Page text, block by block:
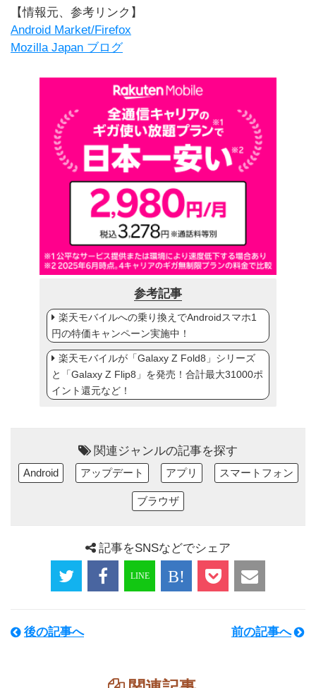
【情報元、参考リンク】
Android Market/Firefox
Mozilla Japan ブログ
参考記事
楽天モバイルへの乗り換えでAndroidスマホ1
円の特価キャンペーン実施中！
楽天モバイルが「Galaxy Z Fold8」シリーズ
と「Galaxy Z Flip8」を発売！合計最大31000ポ
イント還元など！
関連ジャンルの記事を探す
Android アップデート アプリ スマートフォン
ブラウザ
記事をSNSなどでシェア
後の記事へ 前の記事へ